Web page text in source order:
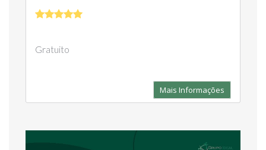
Gratuito
Mais Informações